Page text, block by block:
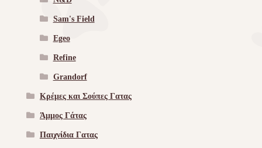
Sam's Field
Egeo
Refine
Grandorf
Κρέμες και Σούπες Γατας
Άμμος Γάτας
Παιχνίδια Γατας